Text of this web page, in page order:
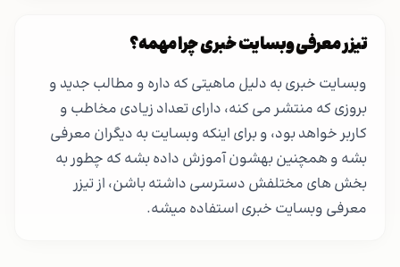
تیزر معرفی وبسایت خبری چرا مهمه؟
وبسایت خبری به دلیل ماهیتی که داره و مطالب جدید و
بروزی که منتشر می کنه، دارای تعداد زیادی مخاطب و
کاربر خواهد بود، و برای اینکه وبسایت به دیگران معرفی
بشه و همچنین بهشون آموزش داده بشه که چطور به
بخش های مختلفش دسترسی داشته باشن، از تیزر
معرفی وبسایت خبری استفاده میشه.